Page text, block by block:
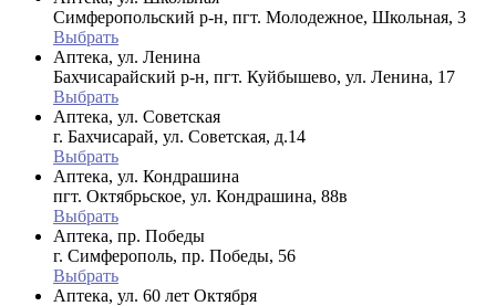
Симферопольский р-н, пгт. Молодежное, Школьная, 3
Выбрать
Аптека, ул. Ленина
Бахчисарайский р-н, пгт. Куйбышево, ул. Ленина, 17
Выбрать
Аптека, ул. Советская
г. Бахчисарай, ул. Советская, д.14
Выбрать
Аптека, ул. Кондрашина
пгт. Октябрьское, ул. Кондрашина, 88в
Выбрать
Аптека, пр. Победы
г. Симферополь, пр. Победы, 56
Выбрать
Аптека, ул. 60 лет Октября